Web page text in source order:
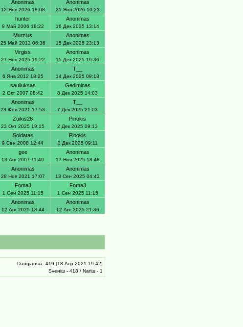
Anonimas
12 Янв 2026 18:08
Anonimas
21 Янв 2026 10:23
hunter
9 Май 2006 18:22
Anonimas
16 Дек 2025 13:14
Murzius
25 Май 2012 06:36
Anonimas
15 Дек 2025 23:13
Virgiss
27 Ноя 2025 19:22
Anonimas
15 Дек 2025 19:36
Anonimas
6 Янв 2012 18:25
T__
14 Дек 2025 09:18
sauliuksas
2 Окт 2007 08:42
Gediminas
8 Дек 2025 14:03
Anonimas
23 Фев 2021 17:53
T__
7 Дек 2025 21:03
Zuikis28
23 Окт 2025 19:15
Pinokis
2 Дек 2025 09:13
Soldatas
9 Сен 2008 12:44
Pinokis
2 Дек 2025 09:11
gee
13 Авг 2007 11:49
Anonimas
17 Ноя 2025 18:48
Anonimas
28 Ноя 2021 17:07
Anonimas
13 Сен 2025 04:43
Foma3
1 Сен 2025 11:15
Foma3
1 Сен 2025 11:15
Anonimas
12 Авг 2025 18:44
Anonimas
12 Авг 2025 21:36
Daugiausia: 419 [18 Апр 2021 19:42]
Sveиiш - 418 / Nariш - 1